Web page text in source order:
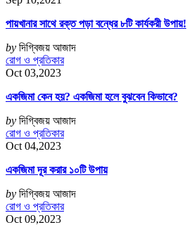
পায়খানার সাথে রক্ত পড়া বন্ধের ৮টি কার্যকরী উপায়!
by দিগ্বিজয় আজাদ
রোগ ও প্রতিকার
Oct 03,2023
একজিমা কেন হয়? একজিমা হলে বুঝবেন কিভাবে?
by দিগ্বিজয় আজাদ
রোগ ও প্রতিকার
Oct 04,2023
একজিমা দূর করার ১০টি উপায়
by দিগ্বিজয় আজাদ
রোগ ও প্রতিকার
Oct 09,2023